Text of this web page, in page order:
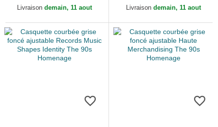
Livraison demain, 11 aout
Snap Homenage
Livraison demain, 11 aout